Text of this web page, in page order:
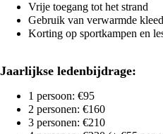
Vrije toegang tot het strand
Gebruik van verwarmde
Korting op sportkampen en
Jaarlijkse ledenbijdrage:
1 persoon: €95
2 personen: €160
3 personen: €210